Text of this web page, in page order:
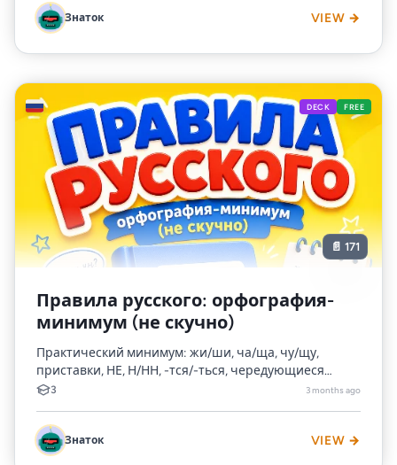
Знаток VIEW →
🇷🇺 DECK FREE
📄 171
Правила русского: орфография-
минимум (не скучно)
Практический минимум: жи/ши, ча/ща, чу/щу,
приставки, НЕ, Н/НН, -тся/-ться, чередующиеся
корни, мягкий знак, сложные слова, слитно/
3 3 months ago
Знаток VIEW →